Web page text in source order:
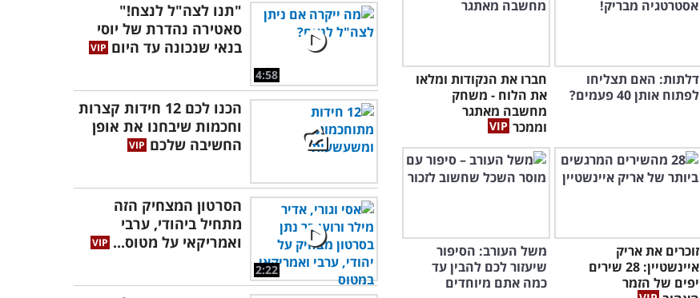
דלתות: האם תצליחו
לפתוח אותן 40 פעמים?
חברו את הנקודות ומלאו
את הלוח - משחק
מחשבה מאתגר
וממכר
זוכרים את אריק
איינשטיין: 28 שירים
יפים של הזמר
משל העורב: הסיפור
שיעזור לכם להבין עד
כמה אתם מיוחדים
4:58
"תנו לצה"ל לנצח!"
סאטירה נהדרת של יוסי
בנאי שנכונה עד היום
הכנו לכם 12 חידות קצרות
וחכמות שיבחנו את אופן
החשיבה שלכם
2:22
הסרטון המצחיק הזה
מתחיל ביהודי, ערבי
ואמריקאי על מטוס...